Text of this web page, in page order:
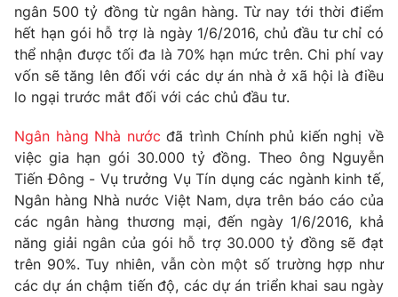
Khán giả
Giải sao mai
Sao
Du lịch
Làm đẹp
Chất lượng cuộc sống
Giáo dục
Tuyển sinh
Học trực tuyến
Công nghệ
Hitech Công nghệ tương lai
Sản phẩm
Thị trường
Tư vấn
Lịch phát sóng
Chuyên mục khác
Emagazine Podcast
ngân 500 tỷ đồng từ ngân hàng. Từ nay tới thời điểm
hết hạn gói hỗ trợ là ngày 1/6/2016, chủ đầu tư chỉ có
thể nhận được tối đa là 70% hạn mức trên. Chi phí vay
vốn sẽ tăng lên đối với các dự án nhà ở xã hội là điều
lo ngại trước mắt đối với các chủ đầu tư.
Ngân hàng Nhà nước đã trình Chính phủ kiến nghị về
việc gia hạn gói 30.000 tỷ đồng. Theo ông Nguyễn
Tiến Đông - Vụ trưởng Vụ Tín dụng các ngành kinh tế,
Ngân hàng Nhà nước Việt Nam, dựa trên báo cáo của
các ngân hàng thương mại, đến ngày 1/6/2016, khả
năng giải ngân của gói hỗ trợ 30.000 tỷ đồng sẽ đạt
trên 90%. Tuy nhiên, vẫn còn một số trường hợp như
các dự án chậm tiến độ, các dự án triển khai sau ngày